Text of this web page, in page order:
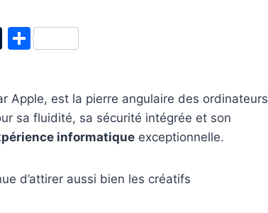
T
bl
r
P
g
er
Apple, est la pierre angulaire des ordinateurs
sa fluidité, sa sécurité intégrée et son
informatique exceptionnelle.
d’attirer aussi bien les créatifs